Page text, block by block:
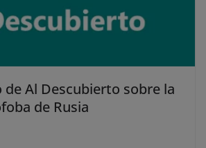
de Al Descubierto sobre la
de Rusia